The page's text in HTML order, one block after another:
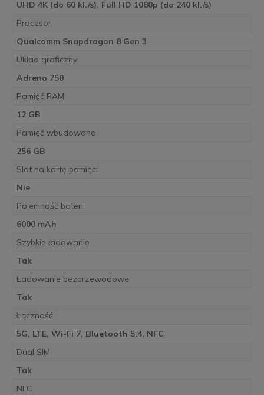
UHD 4K (do 60 kl./s), Full HD 1080p (do 240 kl./s)
Procesor
Qualcomm Snapdragon 8 Gen 3
Układ graficzny
Adreno 750
Pamięć RAM
12 GB
Pamięć wbudowana
256 GB
Slot na kartę pamięci
Nie
Pojemność baterii
6000 mAh
Szybkie ładowanie
Tak
Ładowanie bezprzewodowe
Tak
Łączność
5G, LTE, Wi-Fi 7, Bluetooth 5.4, NFC
Dual SIM
Tak
NFC